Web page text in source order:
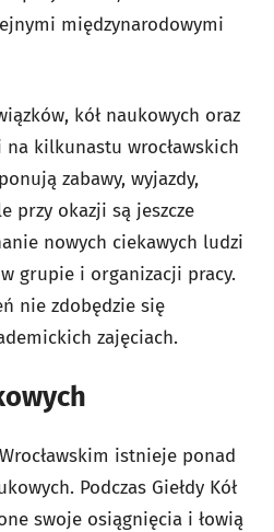
międzynarodowymi
kół naukowych oraz
kilkunastu wrocławskich
zabawy, wyjazdy,
przy okazji są jeszcze
nowych ciekawych ludzi
grupie i organizacji pracy.
nie zdobędzie się
zajęciach.
istnieje ponad
Podczas Giełdy Kół
swoje osiągnięcia i łowią